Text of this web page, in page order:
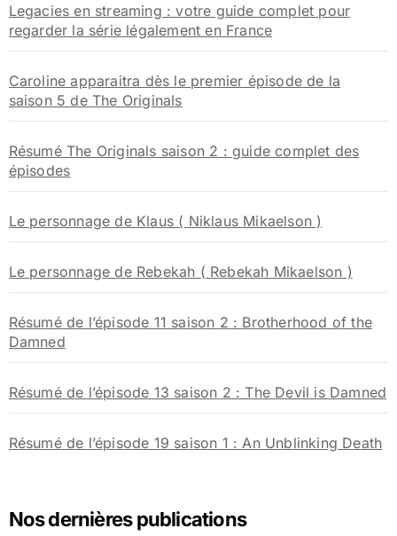
Legacies en streaming : votre guide complet pour
regarder la série légalement en France
Caroline apparaitra dès le premier épisode de la
saison 5 de The Originals
Résumé The Originals saison 2 : guide complet des
épisodes
Le personnage de Klaus ( Niklaus Mikaelson )
Le personnage de Rebekah ( Rebekah Mikaelson )
Résumé de l’épisode 11 saison 2 : Brotherhood of the
Damned
Résumé de l’épisode 13 saison 2 : The Devil is Damned
Résumé de l’épisode 19 saison 1 : An Unblinking Death
Nos dernières publications